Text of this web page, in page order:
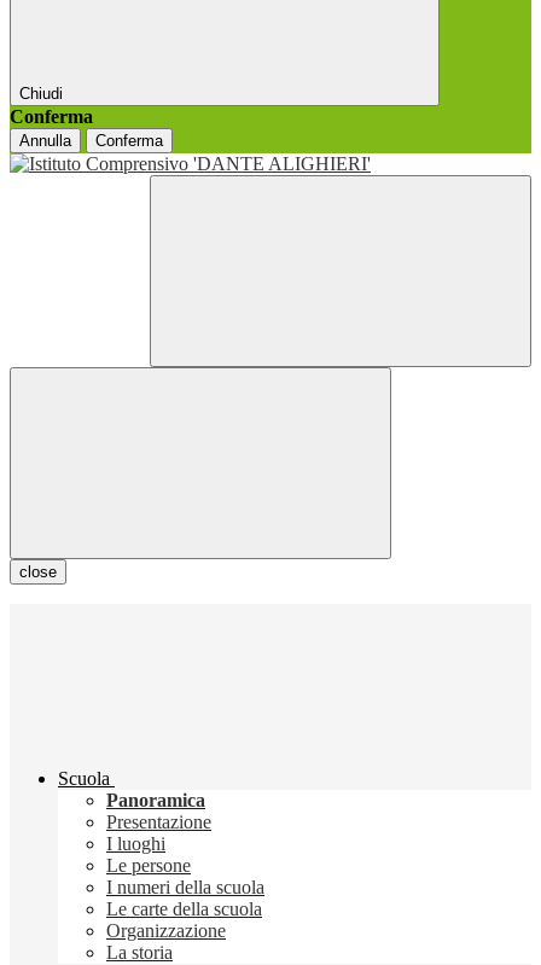
Chiudi
Conferma
Annulla Conferma
close
Scuola
Panoramica
Presentazione
I luoghi
Le persone
I numeri della scuola
Le carte della scuola
Organizzazione
La storia